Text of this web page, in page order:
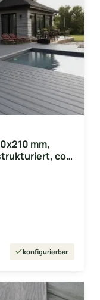
mm,
co-
konfigurierbar